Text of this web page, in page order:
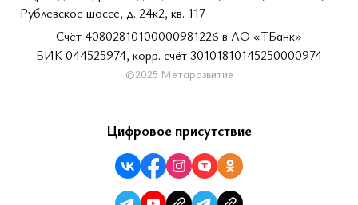
Рублёвское шоссе, д. 24к2, кв. 117
Счёт 40802810100000981226 в АО «ТБанк»
БИК 044525974, корр. счёт 30101810145250000974
©2025 Метаразвитие
Цифровое присутствие